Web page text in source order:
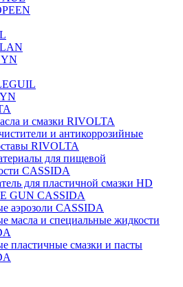
и смазки RIVOLTA
и антикоррозийные
RIVOLTA
для пищевой
CASSIDA
для пластичной смазки HD
GUN CASSIDA
аэрозоли CASSIDA
масла и специальные жидкости
пластичные смазки и пасты